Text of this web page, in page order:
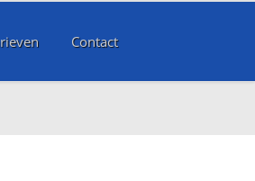
Contact